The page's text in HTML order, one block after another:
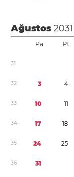
Ağustos2031
Pa Pt
31
32 3 4
33 10 11
34 17 18
35 24 25
36 31